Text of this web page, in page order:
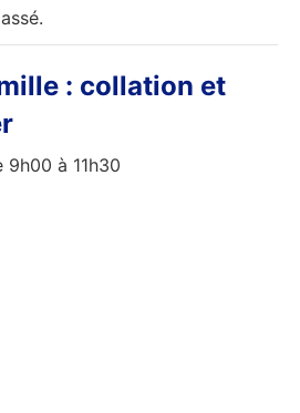
: collation et
9h00 à 11h30